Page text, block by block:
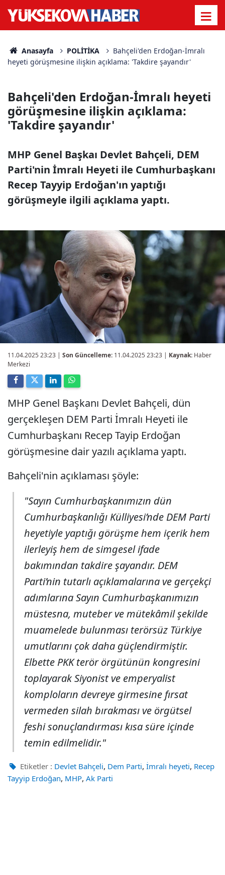
Anasayfa POLİTİKA
Bahçeli'den Erdoğan-İmralı
heyeti görüşmesine ilişkin açıklama: 'Takdire şayandır'
Bahçeli'den Erdoğan-İmralı heyeti
görüşmesine ilişkin açıklama:
'Takdire şayandır'
MHP Genel Başkaı Devlet Bahçeli, DEM
Parti'nin İmralı Heyeti ile Cumhurbaşkanı
Recep Tayyip Erdoğan'ın yaptığı
görüşmeyle ilgili açıklama yaptı.
11.04.2025 23:23 | Son Güncelleme: 11.04.2025 23:23 | Kaynak: Haber
Merkezi
MHP Genel Başkanı Devlet Bahçeli, dün
gerçekleşen DEM Parti İmralı Heyeti ile
Cumhurbaşkanı Recep Tayip Erdoğan
görüşmesine dair yazılı açıklama yaptı.
Bahçeli'nin açıklaması şöyle:
"Sayın Cumhurbaşkanımızın dün
Cumhurbaşkanlığı Külliyesi’nde DEM Parti
heyetiyle yaptığı görüşme hem içerik hem
ilerleyiş hem de simgesel ifade
bakımından takdire şayandır. DEM
Parti’nin tutarlı açıklamalarına ve gerçekçi
adımlarına Sayın Cumhurbaşkanımızın
müstesna, muteber ve mütekâmil şekilde
muamelede bulunması terörsüz Türkiye
umutlarını çok daha güçlendirmiştir.
Elbette PKK terör örgütünün kongresini
toplayarak Siyonist ve emperyalist
komploların devreye girmesine fırsat
vermeden silah bırakması ve örgütsel
feshi sonuçlandırması kısa süre içinde
temin edilmelidir."
Etiketler : Devlet Bahçeli, Dem Parti, İmralı heyeti, Recep
Tayyip Erdoğan, MHP, Ak Parti